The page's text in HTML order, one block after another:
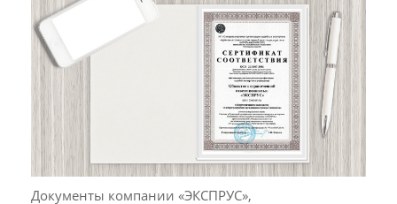
Документы компании «ЭКСПРУС»,